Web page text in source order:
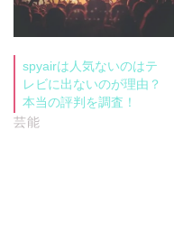
spyairは人気ないのはテ
レビに出ないのが理由？
本当の評判を調査！
芸能